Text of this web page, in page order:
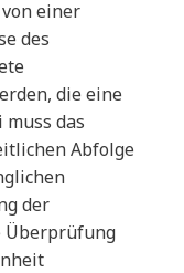
einer
des
die eine
das
Abfolge
der
Überprüfung